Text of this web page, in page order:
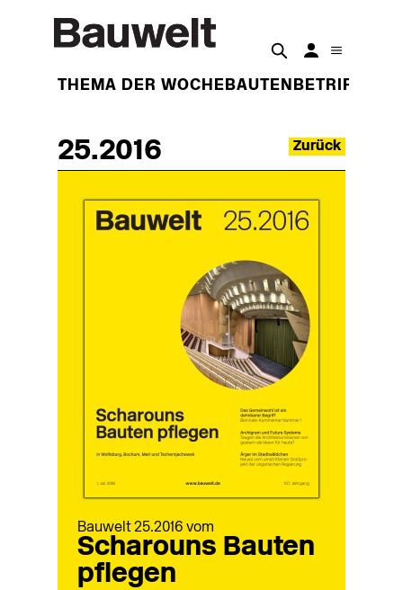
THEMA DER WOCHE BAUTEN BETRIFFT
25.2016 Zurück
Bauwelt 25.2016 vom
Scharouns Bauten
pflegen